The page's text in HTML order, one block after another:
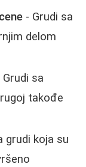
- Grudi sa
delom
Grudi sa
takođe
grudi koja su